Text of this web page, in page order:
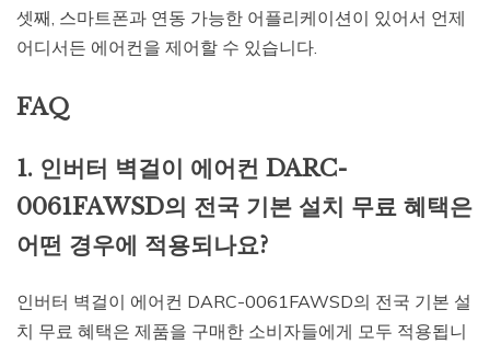
셋째, 스마트폰과 연동 가능한 어플리케이션이 있어서 언제
어디서든 에어컨을 제어할 수 있습니다.
FAQ
1. 인버터 벽걸이 에어컨 DARC-
0061FAWSD의 전국 기본 설치 무료 혜택은
어떤 경우에 적용되나요?
인버터 벽걸이 에어컨 DARC-0061FAWSD의 전국 기본 설
치 무료 혜택은 제품을 구매한 소비자들에게 모두 적용됩니